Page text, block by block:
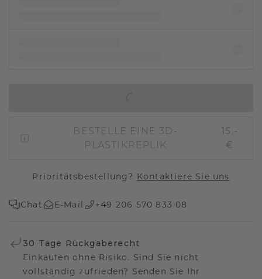
BESTELLE EINE 3D-
PLASTIKREPLIK
15,-
€
Prioritätsbestellung? Kontaktiere Sie uns
Chat E-Mail +49 206 570 833 08
30 Tage Rückgaberecht
Einkaufen ohne Risiko. Sind Sie nicht
vollständig zufrieden? Senden Sie Ihr